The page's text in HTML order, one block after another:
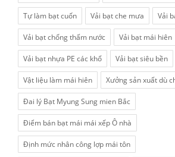
Tự làm bạt cuốn Vải bạt che mưa Vải
Vải bạt chống thấm nước Vải bạt mái hiên
Vải bạt nhựa PE các khổ Vải bạt siêu bền
Vật liệu làm mái hiên Xưởng sản xuất dù
Đai lý Bạt Myung Sung mien Bắc
Điểm bán bạt mái mái xếp Ô nhà
Định mức nhân công lợp mái tôn